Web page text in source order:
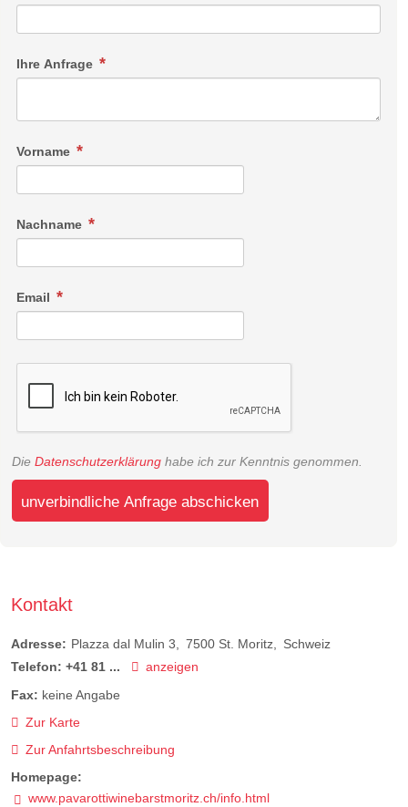
Ihre Anfrage
Vorname
Nachname
Email
Die Datenschutzerklärung habe ich zur Kenntnis genommen.
unverbindliche Anfrage abschicken
Kontakt
Adresse: Plazza dal Mulin 3 7500 St. Moritz
Schweiz
Telefon: +41 81 ...
anzeigen
Fax: keine Angabe
Zur Karte
Zur Anfahrtsbeschreibung
Homepage:
www.pavarottiwinebarstmoritz.ch/info.html